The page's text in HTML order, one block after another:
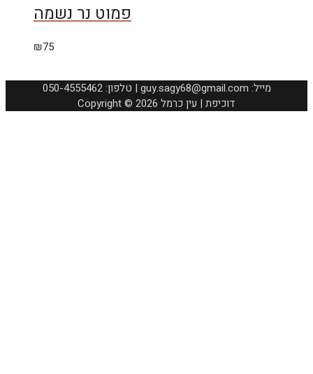
פמוט נר נשמה
₪75
050-4555462 :טלפון | guy.sagy68@gmail.com :מייל
Copyright © 2026 דוכיפת | עין כרמל